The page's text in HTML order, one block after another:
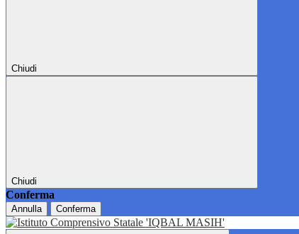
Chiudi
Chiudi
Conferma
Annulla Conferma